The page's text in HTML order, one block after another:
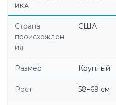
ИКА
Страна
происхожден
ия
США
Размер Крупный
Рост 58–69 см